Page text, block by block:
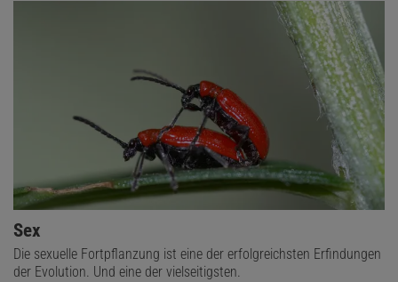
Sex
Die sexuelle Fortpflanzung ist eine der erfolgreichsten Erfindungen
der Evolution. Und eine der vielseitigsten.